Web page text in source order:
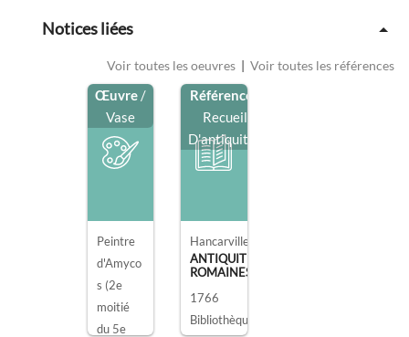
Notices liées
Voir toutes les oeuvres | Voir toutes les références
Œuvre /
Vase
Peintre
d'Amyco
s (2e
moitié
du 5e
Référence
Recueil
D'antiquités
Hancarville, Pierre François Hugues d'.
ANTIQUITÉS ÉTRUSQUES, GRECQUES
ROMAINES TIRÉES [...]
1766